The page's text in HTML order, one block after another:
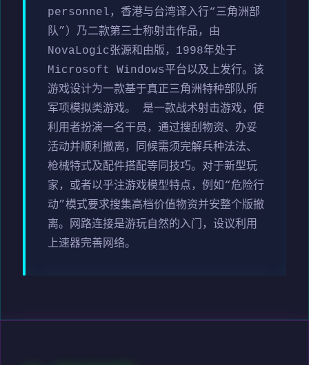
personnel，香港与台湾译入行“三角洲部
队”）乃二款第三士称射击作品，由
NovaLogic张源和由版，1998年处于
Microsoft Windows平台以及上发行。该
游戏设计为一款基于真正三角洲特种部队所
军项模拟类游戏。 是一款战术射击游戏，使
利用者扮演一名干员，通过搜刮物资、办妥
活动并顺利撤离，同候需须完解兵种法法、
枪械特式及配件搭配等同技巧。对于新型玩
家，或者以乎注游戏模型特点，例如“危险行
动”模式要求搜集高档价值物资并安整个版撤
离。网路连接是游玩自然的入门，设议利用
上速器完善网络。